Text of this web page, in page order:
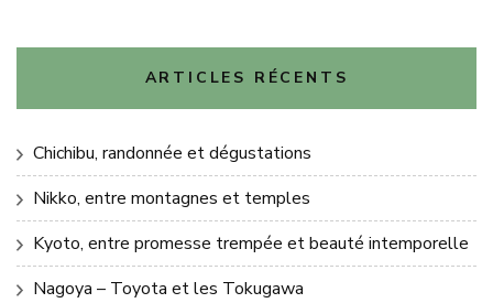
ARTICLES RÉCENTS
Chichibu, randonnée et dégustations
Nikko, entre montagnes et temples
Kyoto, entre promesse trempée et beauté intemporelle
Nagoya – Toyota et les Tokugawa